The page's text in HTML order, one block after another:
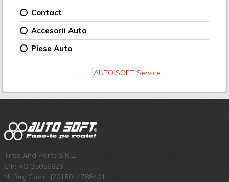
Contact
Accesorii Auto
Piese Auto
AUTO SOFT Service
Tires And Parts S.R.L.
CIF: RO 35056829
Nr.Reg.Com.: J2015011788401